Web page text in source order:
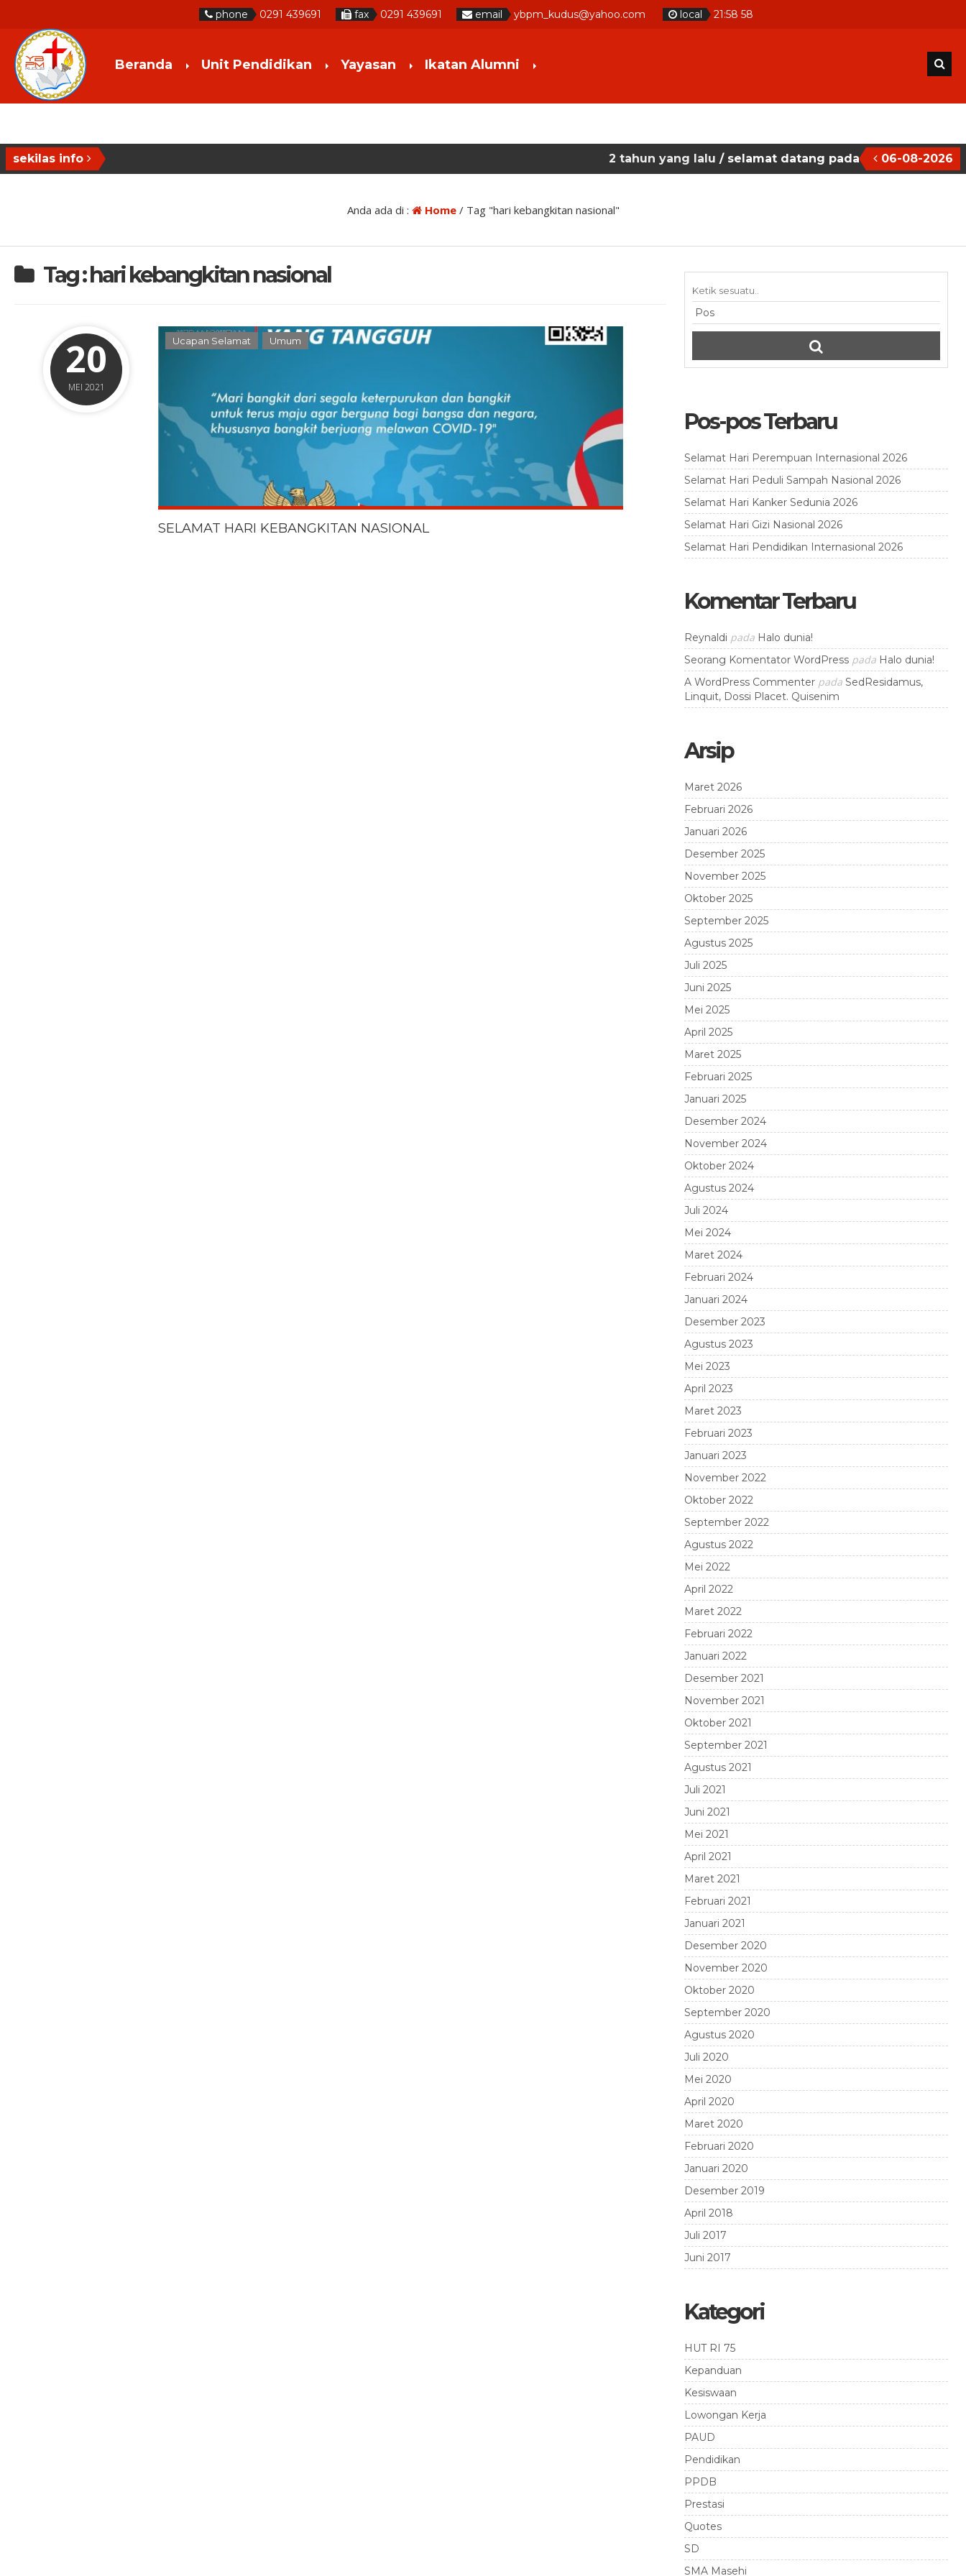
phone 0291 439691 fax 0291 439691 email ybpm_kudus@yahoo.com local 21:58 58
Beranda Unit Pendidikan Yayasan Ikatan Alumni
sekilas info 06-08-2026
2 tahun yang lalu/ selamat datang pada situs website sekolah
Anda ada di : Home/ Tag "hari kebangkitan nasional"
Tag : hari kebangkitan nasional
20
MEI 2021
Ucapan Selamat Umum
SELAMAT HARI KEBANGKITAN NASIONAL
Pos-pos Terbaru
Selamat Hari Perempuan Internasional 2026
Selamat Hari Peduli Sampah Nasional 2026
Selamat Hari Kanker Sedunia 2026
Selamat Hari Gizi Nasional 2026
Selamat Hari Pendidikan Internasional 2026
Komentar Terbaru
Reynaldi pada Halo dunia!
Seorang Komentator WordPresspada Halo dunia!
A WordPress Commenterpada SedResidamus,
Linquit, Dossi Placet. Quisenim
Arsip
Maret 2026
Februari 2026
Januari 2026
Desember 2025
November 2025
Oktober 2025
September 2025
Agustus 2025
Juli 2025
Juni 2025
Mei 2025
April 2025
Maret 2025
Februari 2025
Januari 2025
Desember 2024
November 2024
Oktober 2024
Agustus 2024
Juli 2024
Mei 2024
Maret 2024
Februari 2024
Januari 2024
Desember 2023
Agustus 2023
Mei 2023
April 2023
Maret 2023
Februari 2023
Januari 2023
November 2022
Oktober 2022
September 2022
Agustus 2022
Mei 2022
April 2022
Maret 2022
Februari 2022
Januari 2022
Desember 2021
November 2021
Oktober 2021
September 2021
Agustus 2021
Juli 2021
Juni 2021
Mei 2021
April 2021
Maret 2021
Februari 2021
Januari 2021
Desember 2020
November 2020
Oktober 2020
September 2020
Agustus 2020
Juli 2020
Mei 2020
April 2020
Maret 2020
Februari 2020
Januari 2020
Desember 2019
April 2018
Juli 2017
Juni 2017
Kategori
HUT RI 75
Kepanduan
Kesiswaan
Lowongan Kerja
PAUD
Pendidikan
PPDB
Prestasi
Quotes
SD
SMA Masehi